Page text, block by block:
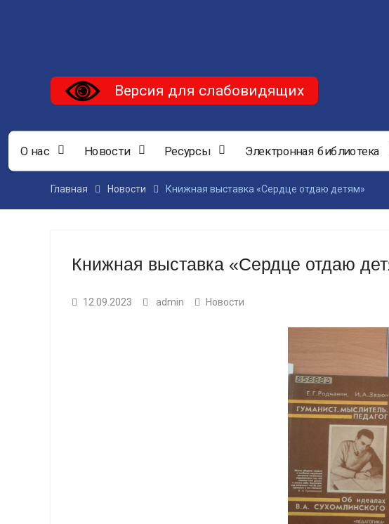
Версия для слабовидящих
О нас Новости Ресурсы Электронная библиотека
Главная Новости Книжная выставка «Сердце отдаю детям»
Книжная выставка «Сердце отдаю
12.09.2023 admin Новости